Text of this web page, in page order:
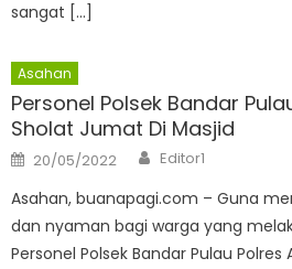
sangat […]
Asahan
Personel Polsek Bandar
Sholat Jumat Di Masjid
Posted
on
20/05/2022 Author
Editor1
Asahan, buanapagi.com – Guna
dan nyaman bagi warga yang
Personel Polsek Bandar Pulau